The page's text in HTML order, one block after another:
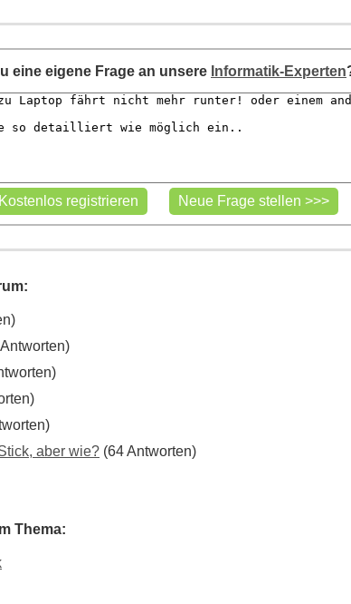
eine eigene Frage an unsere Informatik-Experten
aber wie? (64 Antworten)
Thema: